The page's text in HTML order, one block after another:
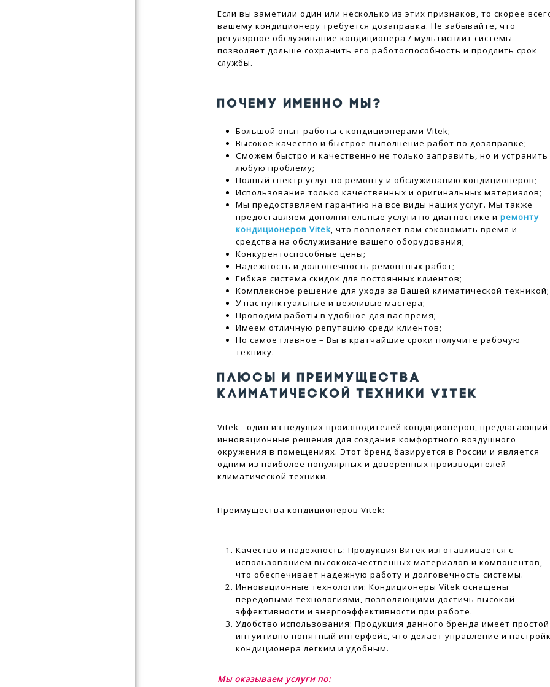
Если вы заметили один или несколько из этих признаков, то скорее
вашему кондиционеру требуется дозаправка. Не забывайте, что
регулярное обслуживание кондиционера / мультисплит системы
позволяет дольше сохранить его работоспособность и продлить срок
службы.
ПОЧЕМУ ИМЕННО МЫ?
Большой опыт работы с кондиционерами Vitek;
Высокое качество и быстрое выполнение работ по дозаправке;
Сможем быстро и качественно не только заправить, но и устранить
любую проблему;
Полный спектр услуг по ремонту и обслуживанию кондиционеров;
Использование только качественных и оригинальных материалов;
Мы предоставляем гарантию на все виды наших услуг. Мы также
предоставляем дополнительные услуги по диагностике иремонту
кондиционеров Vitek, что позволяет вам сэкономить время и
средства на обслуживание вашего оборудования;
Конкурентоспособные цены;
Надежность и долговечность ремонтных работ;
Гибкая система скидок для постоянных клиентов;
Комплексное решение для ухода за Вашей климатической техникой;
У нас пунктуальные и вежливые мастера;
Проводим работы в удобное для вас время;
Имеем отличную репутацию среди клиентов;
Но самое главное – Вы в кратчайшие сроки получите рабочую
технику.
ПЛЮСЫ И ПРЕИМУЩЕСТВА
КЛИМАТИЧЕСКОЙ ТЕХНИКИ VITEK
Vitek - один из ведущих производителей кондиционеров, предлагающий
инновационные решения для создания комфортного воздушного
окружения в помещениях. Этот бренд базируется в России и является
одним из наиболее популярных и доверенных производителей
климатической техники.
Преимущества кондиционеров Vitek:
Качество и надежность: Продукция Витек изготавливается с
использованием высококачественных материалов и компонентов,
что обеспечивает надежную работу и долговечность системы.
Инновационные технологии: Кондиционеры Vitek оснащены
передовыми технологиями, позволяющими достичь высокой
эффективности и энергоэффективности при работе.
Удобство использования: Продукция данного бренда имеет
интуитивно понятный интерфейс, что делает управление и
кондиционера легким и удобным.
Мы оказываем услуги по: